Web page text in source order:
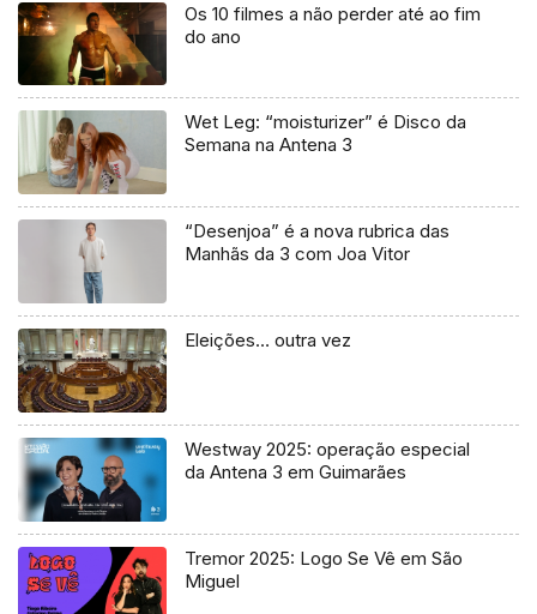
Os 10 filmes a não perder até ao fim
do ano
Wet Leg: “moisturizer” é Disco da
Semana na Antena 3
“Desenjoa” é a nova rubrica das
Manhãs da 3 com Joa Vitor
Eleições… outra vez
Westway 2025: operação especial
da Antena 3 em Guimarães
Tremor 2025: Logo Se Vê em São
Miguel